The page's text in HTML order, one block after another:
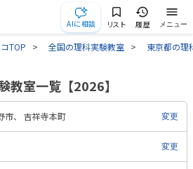
AIに相談 リスト 履歴 メニュー
TOP 全国の理科実験教室 東京都の理
教室一覧【2026】
市 吉祥寺本町 変更
変更